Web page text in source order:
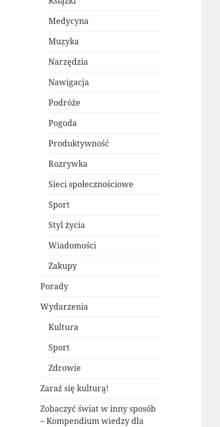
Medycyna
Muzyka
Narzędzia
Nawigacja
Podróże
Pogoda
Produktywność
Rozrywka
Sieci społecznościowe
Sport
Styl życia
Wiadomości
Zakupy
Porady
Wydarzenia
Kultura
Sport
Zdrowie
Zaraź się kulturą!
Zobaczyć świat w inny sposób
– Kompendium wiedzy dla